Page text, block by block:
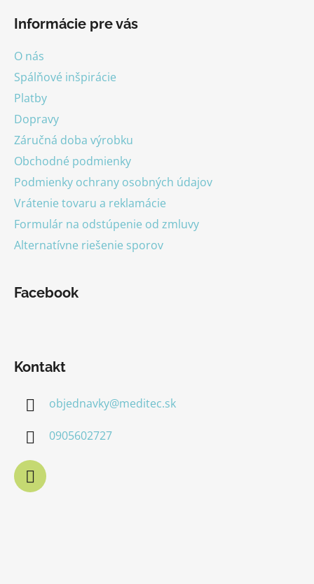
Informácie pre vás
O nás
Spálňové inšpirácie
Platby
Dopravy
Záručná doba výrobku
Obchodné podmienky
Podmienky ochrany osobných údajov
Vrátenie tovaru a reklamácie
Formulár na odstúpenie od zmluvy
Alternatívne riešenie sporov
Facebook
Kontakt
objednavky@meditec.sk
0905602727